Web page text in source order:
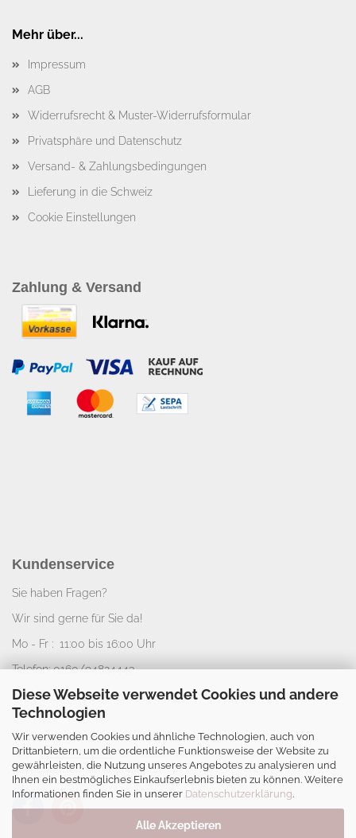
Diese Webseite verwendet Cookies und andere
Technologien
Wir verwenden Cookies und ähnliche Technologien, auch von
Drittanbietern, um die ordentliche Funktionsweise der Website zu
gewährleisten, die Nutzung unseres Angebotes zu analysieren und
Ihnen ein bestmögliches Einkaufserlebnis bieten zu können. Weitere
Informationen finden Sie in unserer Datenschutzerklärung.
Alle Akzeptieren
Mehr über...
Impressum
AGB
Widerrufsrecht & Muster-Widerrufsformular
Privatsphäre und Datenschutz
Versand- & Zahlungsbedingungen
Lieferung in die Schweiz
Cookie Einstellungen
Zahlung & Versand
Kundenservice
Sie haben Fragen?
Wir sind gerne für Sie da!
Mo - Fr : 11:00 bis 16:00 Uhr
Telefon: 0160/94824443
E-Mail:info@nice-deko.de
*Alle angegebenen Preise sind Gesamtpreise
zzgl. Versandkosten. Umsatzsteuerbefreit aufgrund
Kleinunternehmerregelung.